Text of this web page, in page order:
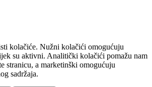
kolačiće. Nužni kolačići omogućuju
su aktivni. Analitički kolačići pomažu nam
stranicu, a marketinški omogućuju
sadržaja.